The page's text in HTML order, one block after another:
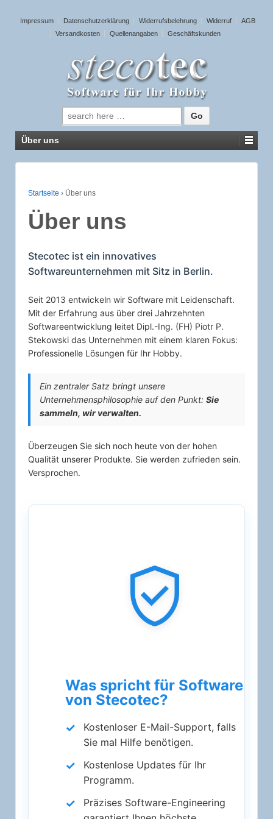
Impressum Datenschutzerklärung Widerrufsbelehrung Widerruf
AGB
Versandkosten
Quellenangaben Geschäftskunden
Suche nach:
Über uns
Startseite › Über uns
Über uns
Stecotec ist ein innovatives
Softwareunternehmen mit Sitz in Berlin.
Seit 2013 entwickeln wir Software mit Leidenschaft.
Mit der Erfahrung aus über drei Jahrzehnten
Softwareentwicklung leitet Dipl.-Ing. (FH) Piotr P.
Stekowski das Unternehmen mit einem klaren Fokus:
Professionelle Lösungen für Ihr Hobby.
Ein zentraler Satz bringt unsere
Unternehmensphilosophie auf den Punkt: Sie
sammeln, wir verwalten.
Überzeugen Sie sich noch heute von der hohen
Qualität unserer Produkte. Sie werden zufrieden sein.
Versprochen.
Was spricht für Software
von Stecotec?
Kostenloser E-Mail-Support, falls
Sie mal Hilfe benötigen.
Kostenlose Updates für Ihr
Programm.
Präzises Software-Engineering